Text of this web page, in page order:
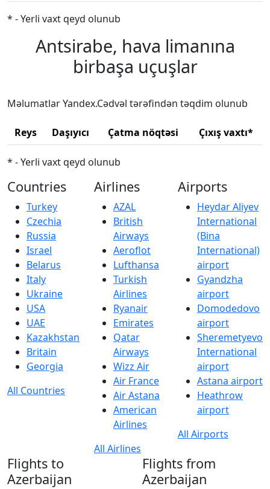
* - Yerli vaxt qeyd olunub
Antsirabe, hava limanına
birbaşa uçuşlar
Məlumatlar Yandex.Cədvəl tərəfindən təqdim olunub
Reys Daşıyıcı Çatma nöqtəsi Çıxış vaxtı*
* - Yerli vaxt qeyd olunub
Countries
Turkey
Czechia
Russia
Israel
Belarus
Italy
Ukraine
USA
UAE
Kazakhstan
Britain
Georgia
All Countries
Airlines
AZAL
British
Airways
Aeroflot
Lufthansa
Turkish
Airlines
Ryanair
Emirates
Qatar
Airways
Wizz Air
Air France
Air Astana
American
Airlines
All Airlines
Airports
Heydar Aliyev
International
(Bina
International)
airport
Gyandzha
airport
Domodedovo
airport
Sheremetyevo
International
airport
Astana airport
Heathrow
airport
All Airports
Flights to
Azerbaijan
Flights from
Azerbaijan